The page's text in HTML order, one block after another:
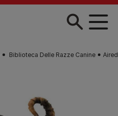
Biblioteca Delle Razze Canine